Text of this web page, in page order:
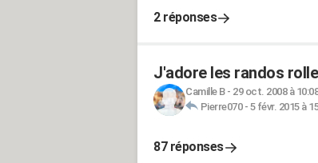
2 réponses
J'adore les randos
Camille B- 29 oct. 2008 à 10:08
Pierre070- 5 févr. 2015 à
87 réponses